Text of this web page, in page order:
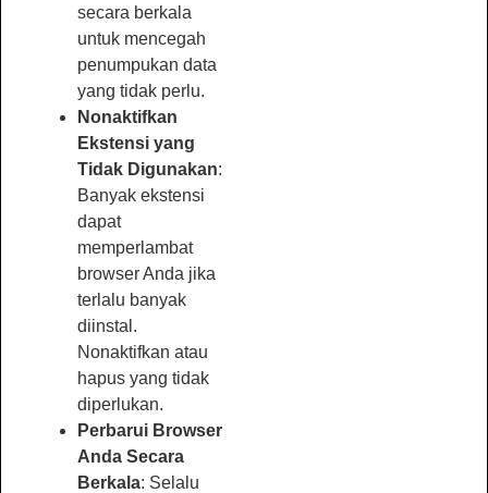
secara berkala
untuk mencegah
penumpukan data
yang tidak perlu.
Nonaktifkan
Ekstensi yang
Tidak Digunakan:
Banyak ekstensi
dapat
memperlambat
browser Anda jika
terlalu banyak
diinstal.
Nonaktifkan atau
hapus yang tidak
diperlukan.
Perbarui Browser
Anda Secara
Berkala: Selalu